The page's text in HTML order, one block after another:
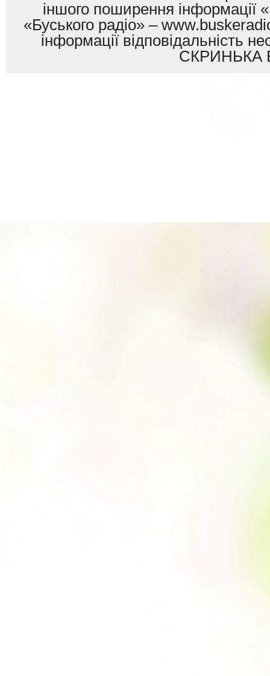
іншого поширення інформації
«Буського радіо» –
інформації
СКРИНЬКА